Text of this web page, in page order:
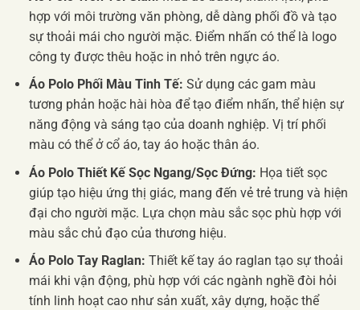
hợp với môi trường văn phòng, dễ dàng phối đồ và tạo
sự thoải mái cho người mặc. Điểm nhấn có thể là logo
công ty được thêu hoặc in nhỏ trên ngực áo.
Áo Polo Phối Màu Tinh Tế: Sử dụng các gam màu
tương phản hoặc hài hòa để tạo điểm nhấn, thể hiện sự
năng động và sáng tạo của doanh nghiệp. Vị trí phối
màu có thể ở cổ áo, tay áo hoặc thân áo.
Áo Polo Thiết Kế Sọc Ngang/Sọc Đứng: Họa tiết sọc
giúp tạo hiệu ứng thị giác, mang đến vẻ trẻ trung và hiện
đại cho người mặc. Lựa chọn màu sắc sọc phù hợp với
màu sắc chủ đạo của thương hiệu.
Áo Polo Tay Raglan: Thiết kế tay áo raglan tạo sự thoải
mái khi vận động, phù hợp với các ngành nghề đòi hỏi
tính linh hoạt cao như sản xuất, xây dựng, hoặc thể